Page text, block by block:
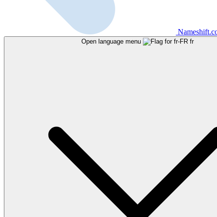
Open language menu fr